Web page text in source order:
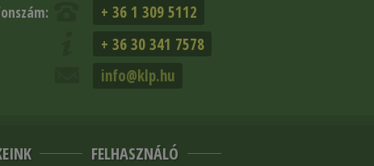
+ 36 1 309 5112
+ 36 30 341 7578
info@klp.hu
FELHASZNÁLÓ